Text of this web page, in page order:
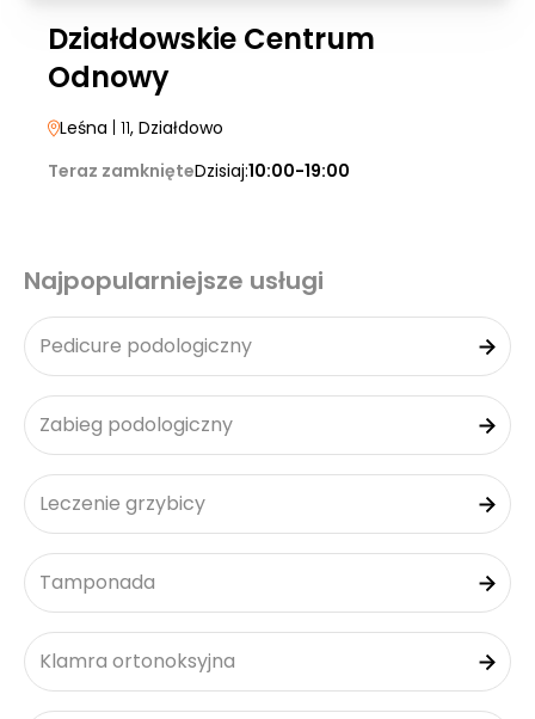
Działdowskie Centrum
Odnowy
Leśna | 11, Działdowo
Teraz zamknięteDzisiaj:10:00-19:00
Najpopularniejsze usługi
Pedicure podologiczny
Zabieg podologiczny
Leczenie grzybicy
Tamponada
Klamra ortonoksyjna